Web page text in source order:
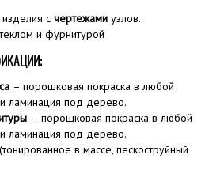
с чертежами узлов.
и фурнитурой
– порошковая покраска в любой
ламинация под дерево.
— порошковая покраска в любой
ламинация под дерево.
(тонированное в массе, пескоструйный